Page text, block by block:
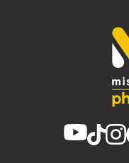
sur le prix TTC en €, les